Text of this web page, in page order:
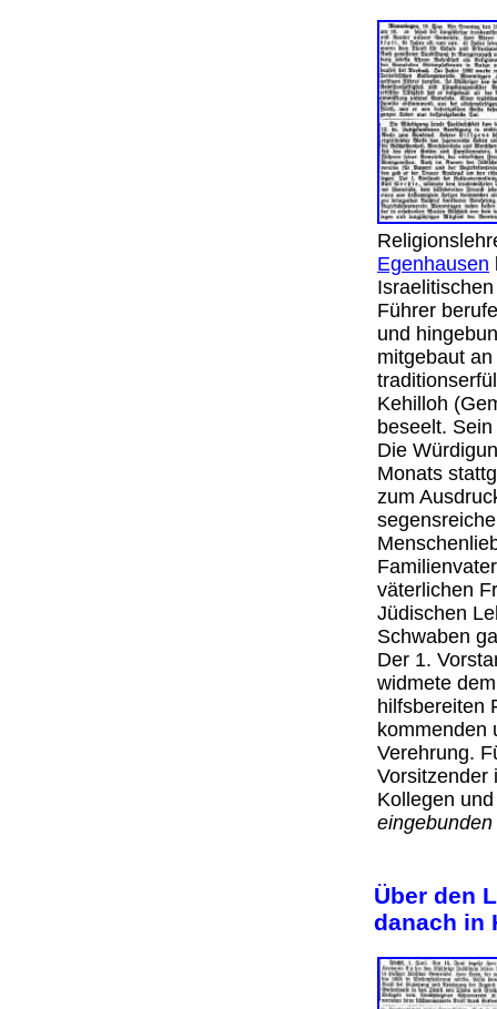
Egenhausen
Führer
und
mitgebaut
Kehilloh
beseelt.
Die
Monats
zum
väterlichen
Jüdischen
Schwaben
Der 1.
widmete
hilfsbereiten
kommenden
Verehrung.
Vorsitzender
Kollegen
Über den
danach in